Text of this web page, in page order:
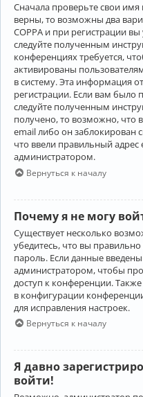
Сначала проверьте свои имя
верны, то возможны два
COPPA и при регистрации
следуйте полученным
конференциях требуется,
активированы
в систему. Эта информация
регистрации. Если вам было
следуйте полученным
получено, то возможно, что
email либо он заблокирован
что ввели правильный адрес
администратором.
Вернуться к началу
Почему я не могу
Существует несколько
убедитесь, что вы
пароль. Если данные
администратором, чтобы
доступ к конференции.
в конфигурации
для исправления настроек.
Вернуться к началу
Я давно
войти!